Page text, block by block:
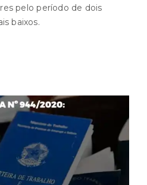
pelo período de dois
baixos.